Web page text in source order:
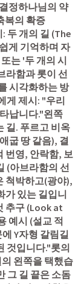
정하나님의 약
복의 확증
두 개의 길 (The
게 기억하며 자
는 '두 개의 시
라함과 롯이 선
시각화하는 방
게 제시: "우리
납니다."왼쪽
길. 푸르고 비옥
굽 땅 같음), 결
번영, 안락함, 보
(아브라함의 선
척박하고(광야),
가 있는 길입니
추구 (Look at
예시 (설교 적
Y자형 갈림길
것입니다."롯의
왼쪽을 택했습
그 길 끝은 소돔